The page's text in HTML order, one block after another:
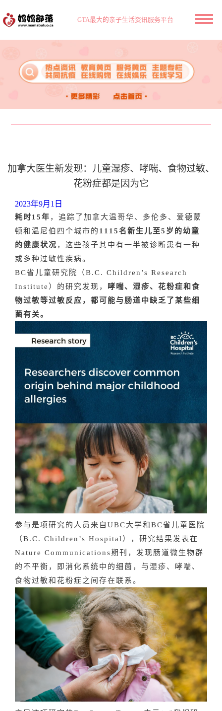
GTA最大的亲子生活资讯服务平台
加拿大医生新发现：儿童湿疹、哮喘、食物过敏、
花粉症都是因为它
2023年9月1日
耗时15年 ，追踪了加拿大温哥华、多伦多、爱德蒙
顿和温尼伯四个城市的 1115名新生儿至5岁的幼童
的健康状况 ，这些孩子其中有一半被诊断患有一种
或多种过敏性疾病。
BC省儿童研究院（B.C. Children’s Research
Institute）的研究发现， 哮喘、湿疹、花粉症和食
物过敏等过敏反应，都可能与肠道中缺乏了某些细
菌有关。
参与是项研究的人员来自UBC大学和BC省儿童医院
（B.C. Children’s Hospital），研究结果发表在
Nature Communications期刊，发现肠道微生物群
的不平衡，即消化系统中的细菌，与湿疹、哮喘、
食物过敏和花粉症之间存在联系。